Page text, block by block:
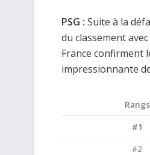
PSG : Suite à la
du classement
France confirment
impressionnante
Rangs
#1
#2